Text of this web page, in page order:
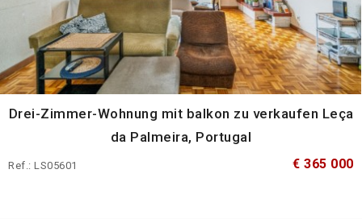
Drei-Zimmer-Wohnung mit balkon zu verkaufen Leça
da Palmeira, Portugal
Ref.: LS05601 € 365 000